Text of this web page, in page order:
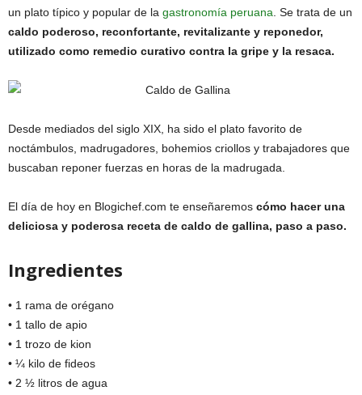
un plato típico y popular de la gastronomía peruana . Se trata de un
caldo poderoso, reconfortante, revitalizante y reponedor,
utilizado como remedio curativo contra la gripe y la resaca.
Desde mediados del siglo XIX, ha sido el plato favorito de
noctámbulos, madrugadores, bohemios criollos y trabajadores que
buscaban reponer fuerzas en horas de la madrugada.
El día de hoy en Blogichef.com te enseñaremos cómo hacer una
deliciosa y poderosa receta de caldo de gallina, paso a paso.
Ingredientes
• 1 rama de orégano
• 1 tallo de apio
• 1 trozo de kion
• ¼ kilo de fideos
• 2 ½ litros de agua